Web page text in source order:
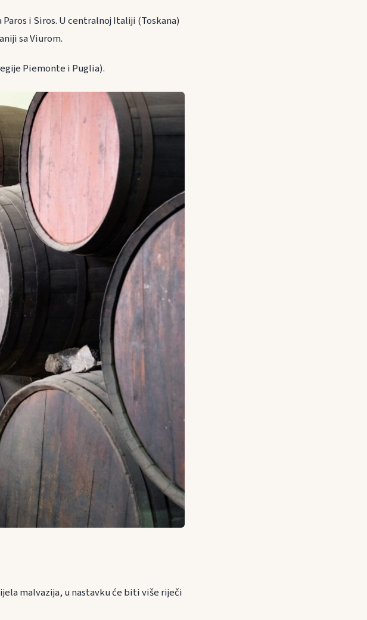
i Siros. U centralnoj Italiji (Toskana)
sa Viurom.
Piemonte i Puglia).
malvazija, u nastavku će biti više riječi